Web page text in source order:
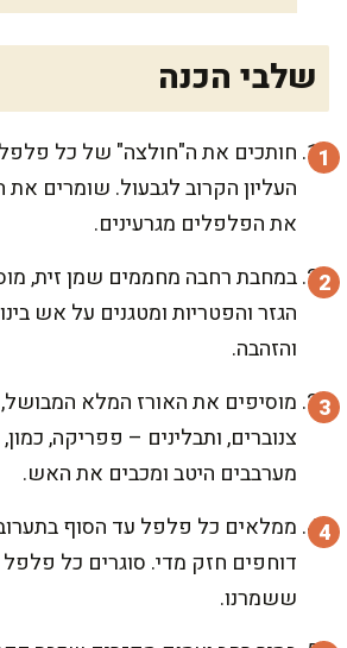
שלבי הכנה
חותכים את ה"חולצה" של כל
העליון הקרוב לגבעול. שומרים
את הפלפלים מגרעינים.
במחבת רחבה מחממים שמן זית,
הגזר והפטריות ומטגנים על אש
והזהבה.
מוסיפים את האורז המלא
צנוברים, ותבלינים – פפריקה,
מערבבים היטב ומכבים את האש.
ממלאים כל פלפל עד הסוף
דוחפים חזק מדי. סוגרים כל
ששמרנו.